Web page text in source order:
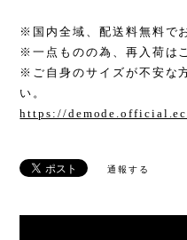
※国内全域、配送料無料で
※一点ものの為、再入荷は
※ご自身のサイズが不安な
い。
https://
通報する